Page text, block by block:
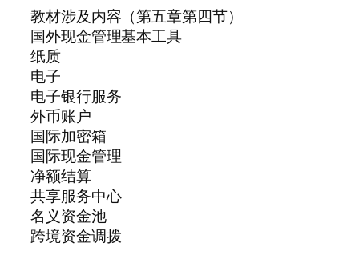
教材涉及内容（第五章第四节）
国外现金管理基本工具
纸质
电子
电子银行服务
外币账户
国际加密箱
国际现金管理
净额结算
共享服务中心
名义资金池
跨境资金调拨